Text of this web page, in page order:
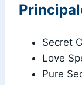
Secret
Love
Pure